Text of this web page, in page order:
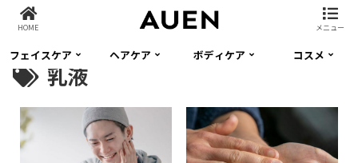
フェイスケア ヘアケア ボディケア コスメ
乳液
HOME メニュー